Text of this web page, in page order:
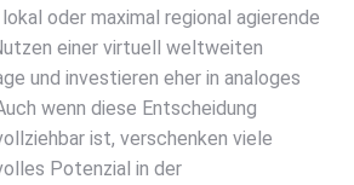
oder maximal regional agierende
einer virtuell weltweiten
und investieren eher in analoges
wenn diese Entscheidung
ist, verschenken viele
Potenzial in der